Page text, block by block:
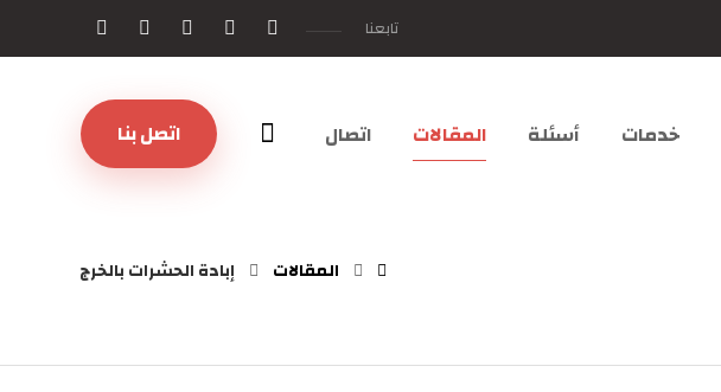
تابعنا
اتصل بنا خدمات أسئلة المقالات اتصال
المقالات إبادة الحشرات بالخرج